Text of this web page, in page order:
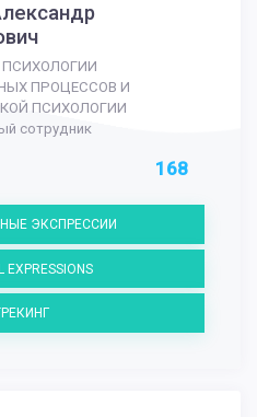
ПРОЦЕССОВ И
ПСИХОЛОГИИ
сотрудник
168
ЭКСПРЕССИИ
EXPRESSIONS